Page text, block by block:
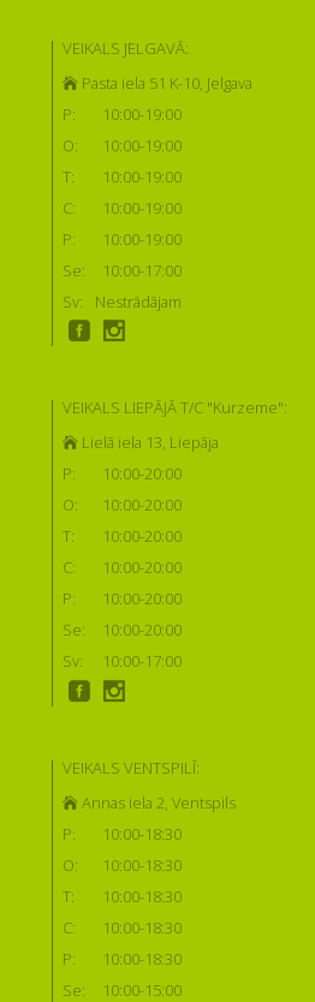
VEIKALS JELGAVĀ:
Pasta iela 51 K-10, Jelgava
P:
10:00-19:00
O:
10:00-19:00
T:
10:00-19:00
C:
10:00-19:00
P:
10:00-19:00
Se:
10:00-17:00
Sv:
Nestrādājam
VEIKALS LIEPĀJĀ T/C "Kurzeme":
Lielā iela 13, Liepāja
P:
10:00-20:00
O:
10:00-20:00
T:
10:00-20:00
C:
10:00-20:00
P:
10:00-20:00
Se:
10:00-20:00
Sv:
10:00-17:00
VEIKALS VENTSPILĪ:
Annas iela 2, Ventspils
P:
10:00-18:30
O:
10:00-18:30
T:
10:00-18:30
C:
10:00-18:30
P:
10:00-18:30
Se:
10:00-15:00